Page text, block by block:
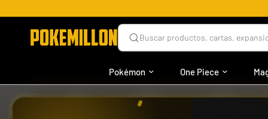
Pokémon One Piece
Buscar productos, cartas,
INICIO › ONE PIECE › PRODUCTOS › TODOS